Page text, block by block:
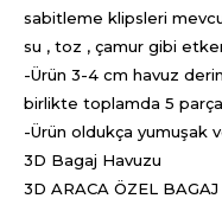
sabitleme klipsleri
su , toz , çamur gibi
-Ürün 3-4 cm havuz
birlikte toplamda 5
-Ürün oldukça yumuşak
3D Bagaj Havuzu
3D ARACA ÖZEL BAGAJ